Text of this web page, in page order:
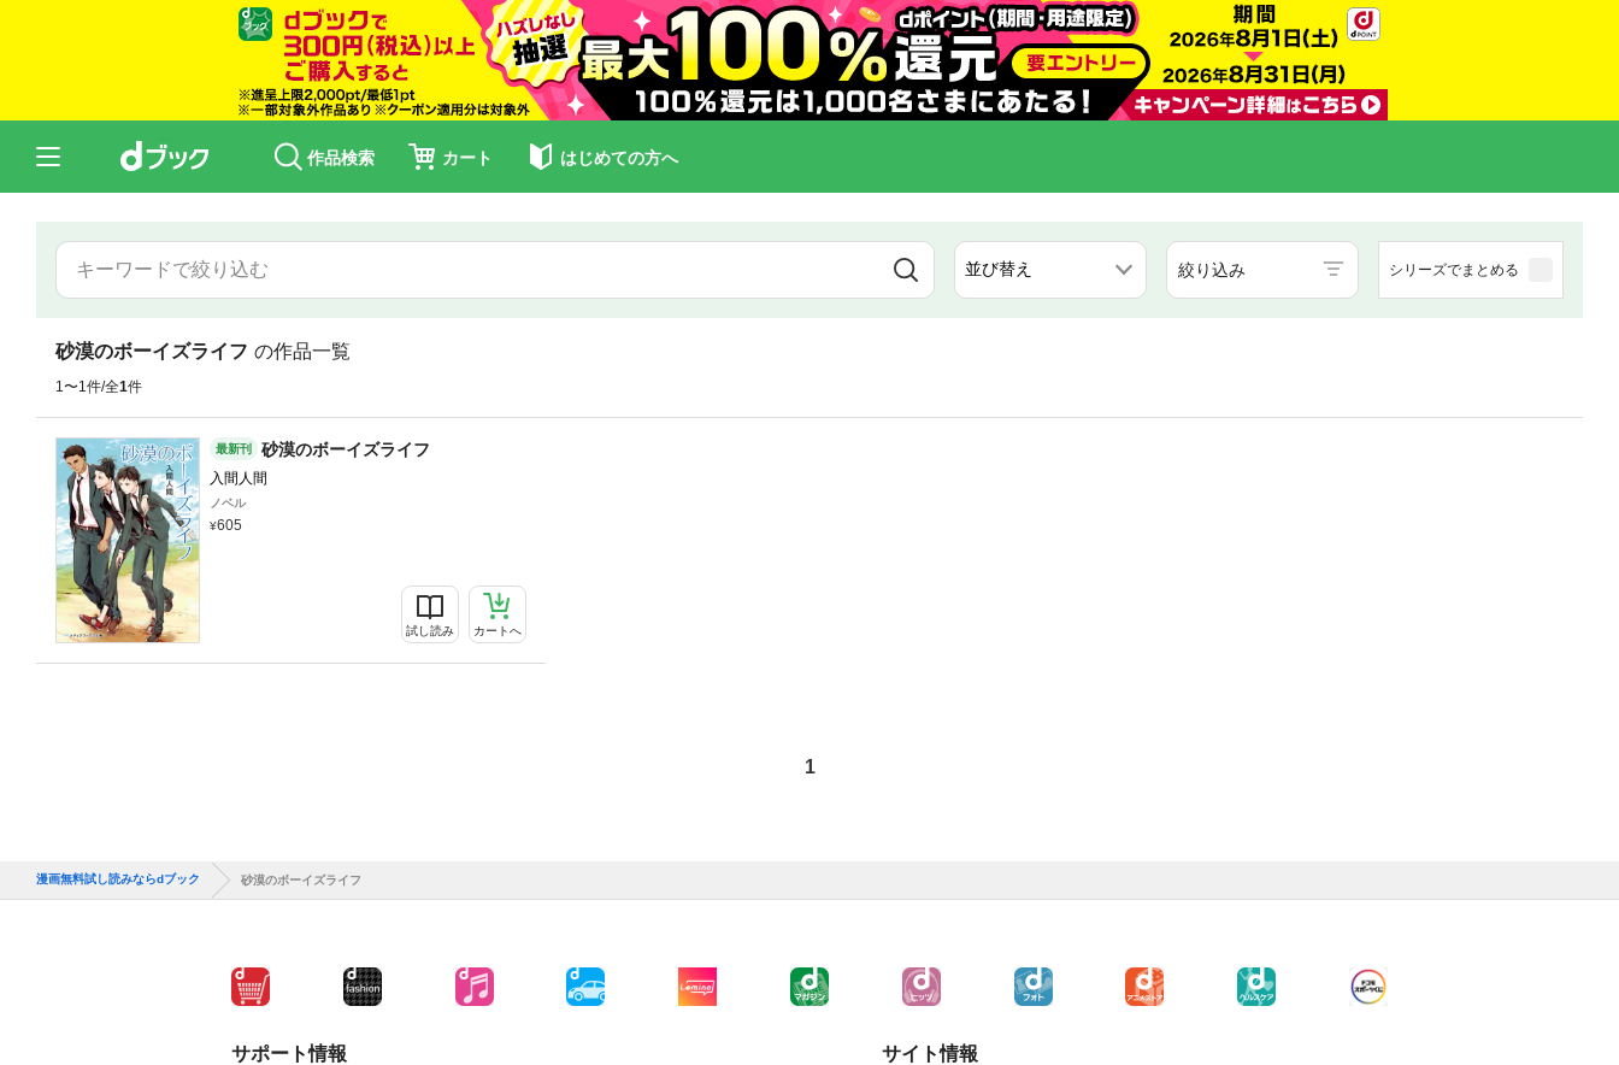
作品検索 カート はじめての方へ
絞り込み シリーズでまとめる
砂漠のボーイズライフ の作品一覧
1〜1件/全1件
最新刊 砂漠のボーイズライフ
入間人間
ノベル
605
試し読み カートへ
1
漫画無料試し読みならdブック 砂漠のボーイズライフ
サポート情報 サイト情報